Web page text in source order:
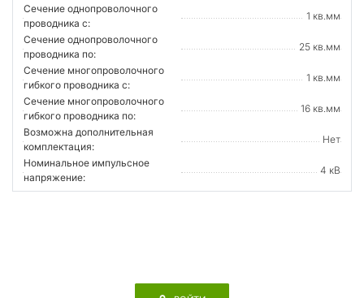
Сечение однопроволочного
проводника с:
1 кв.мм
Сечение однопроволочного
проводника по:
25 кв.мм
Сечение многопроволочного
гибкого проводника с:
1 кв.мм
Сечение многопроволочного
гибкого проводника по:
16 кв.мм
Возможна дополнительная
комплектация:
Нет
Номинальное импульсное
напряжение:
4 кВ